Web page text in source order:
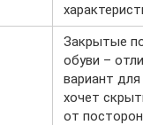
Закрытые
обуви –
вариант для
хочет
от